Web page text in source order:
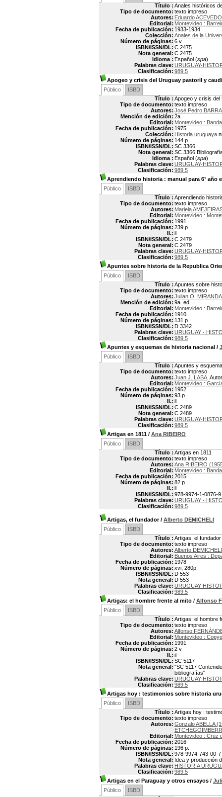
Título : Anales históricos
Tipo de documento: texto impreso
Autores: Eduardo
Editorial: Montevideo :
Fecha de publicación: 1933-1934
Colección: Anales de la
Número de páginas: 6 v
ISBN/ISSN/DL: C 2475
Nota general: C 2475
Idioma : Español (spa)
Palabras clave: URUGUAY-
Clasificación: 989.5
Apogeo y crisis del Uruguay pastoril y
Público
ISBD
Título : Apogeo y crisis del
Tipo de documento: texto impreso
Autores: José Pedro
Mención de edición: 2a
Editorial: Montevideo :
Fecha de publicación: 1975
Colección: Historia uruguaya
Número de páginas: 144 p
ISBN/ISSN/DL: SC 3366
Nota general: SC 3366
Idioma : Español (spa)
Palabras clave: URUGUAY-
Clasificación: 989.5
Aprendiendo historia : manual para 6° año
Público
ISBD
Título : Aprendiendo
Tipo de documento: texto impreso
Autores: Mariela
Editorial: Montevideo :
Fecha de publicación: 1991
Número de páginas: 239 p
Il.: il
ISBN/ISSN/DL: C 2479
Nota general: C 2479
Palabras clave: URUGUAY-
Clasificación: 989.5
Apuntes sobre historia de la Republica
Público
ISBD
Título : Apuntes sobre
Tipo de documento: texto impreso
Autores: Julian O.
Mención de edición: 9a. ed
Editorial: Montevideo :
Fecha de publicación: 1910
Número de páginas: 131 p
ISBN/ISSN/DL: D 3342
Palabras clave: URUGUAY -
Clasificación: 989.5
Apuntes y esquemas de historia nacional /
Público
ISBD
Título : Apuntes y
Tipo de documento: texto impreso
Autores: Juan J. LASA , Autor
Editorial: Montevideo :
Fecha de publicación: 1952
Número de páginas: 93 p
Il.: il
ISBN/ISSN/DL: C 2489
Nota general: C 2489
Palabras clave: URUGUAY-
Clasificación: 989.5
Artigas en 1811 / Ana RIBEIRO
Público
ISBD
Título : Artigas en 1811
Tipo de documento: texto impreso
Autores: Ana RIBEIRO
Editorial: Montevideo :
Fecha de publicación: 2015
Número de páginas: 82 p.
Il.: il
ISBN/ISSN/DL: 978-9974-1-0876-9
Palabras clave: URUGUAY -
Clasificación: 989.5
Artigas, el fundador/ Alberto DEMICHELI
Público
ISBD
Título : Artigas, el fundador
Tipo de documento: texto impreso
Autores: Alberto
Editorial: Buenos Aires :
Fecha de publicación: 1978
Número de páginas: xvi, 280p
ISBN/ISSN/DL: D 553
Nota general: D 553
Palabras clave: URUGUAY-
Clasificación: 989.5
Artigas: el hombre frente al mito / Alfonso
Público
ISBD
Título : Artigas: el hombre
Tipo de documento: texto impreso
Autores: Alfonso
Editorial: Montevideo :
Fecha de publicación: 1991
Número de páginas: 2 v
Il.: il
ISBN/ISSN/DL: SC 5117
Nota general: "SC 5117
bibliografías"
Palabras clave: URUGUAY-
Clasificación: 989.5
Artigas hoy : testimonios sobre historia
Público
ISBD
Título : Artigas hoy :
Tipo de documento: texto impreso
Autores: Gonzalo ABELLA
Editorial: Montevideo : Cruz
Fecha de publicación: 2016
Número de páginas: 196 p.
ISBN/ISSN/DL: 978-9974-743-00-7
Nota general: Idea y producción
Palabras clave: HISTORIA
Clasificación: 989.5
Artigas en el Paraguay y otros ensayos /
Público
ISBD